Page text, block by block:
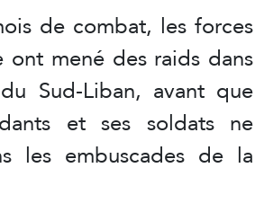
de combat, les forces
mené des raids dans
Sud-Liban, avant que
et ses soldats ne
les embuscades de la